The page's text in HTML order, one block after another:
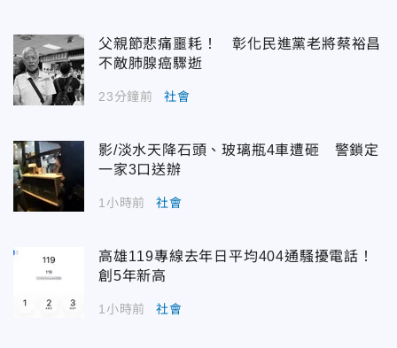
父親節悲痛噩耗！ 彰化民進黨老將蔡裕昌
不敵肺腺癌驟逝
23分鐘前 社會
影/淡水天降石頭、玻璃瓶4車遭砸 警鎖定
一家3口送辦
1小時前 社會
高雄119專線去年日平均404通騷擾電話！
創5年新高
1小時前 社會